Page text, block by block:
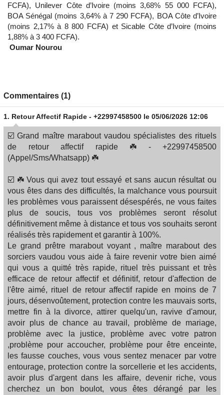
FCFA), Unilever Côte d’Ivoire (moins 3,68% 55 000 FCFA),
BOA Sénégal (moins 3,64% à 7 290 FCFA), BOA Côte d’Ivoire
(moins 2,17% à 8 800 FCFA) et Sicable Côte d’Ivoire (moins
1,88% à 3 400 FCFA).
Oumar Nourou
Commentaires (1)
1. Retour Affectif Rapide - +22997458500 le 05/06/2026 12:06
☑️ Grand maître marabout vaudou spécialistes des rituels
de retour affectif rapide ☘️ - +22997458500
(Appel/Sms/Whatsapp) ☘️
☑️ ☘️ Vous qui avez tout essayé et sans aucun résultat ou
vous êtes dans des difficultés, la malchance vous poursuit
les problèmes vous paraissent désespérés, ne vous faites
plus de soucis, tous vos problèmes seront résolut
définitivement même à distance et tous vos souhaits seront
réalisés très rapidement et garantir à 100%.
Le grand prêtre marabout voyant , maître marabout des
sorciers vaudou vous aide à faire revenir votre bien aimé
qui vous a quitté très rapide, rituel très puissant et très
efficace de retour affectif et définitif, retour d'affection de
l'être aimé, rituel de retour affectif rapide en moins de 7
jours, désenvoûtement, protection contre les mauvais sorts,
mettre fin à la divorce, attirer quelqu'un, ravive d'amour,
avoir plus de chance au travail, problème de mariage,
problème avec la justice, problème avec votre patron
,problème pour accoucher, problème pour être enceinte,
les fausse couches, vous vous sentez menacer par votre
entourage, protection contre la sorcellerie et les accidents,
avoir plus d'argent dans les affaire, devenir riche, vous
cherchez un bon boulot, vous êtes dérangé par les